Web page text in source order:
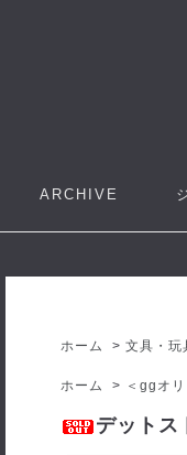
ARCHIVE
ホーム >文具・玩
ホーム > ＜ggオ
デット